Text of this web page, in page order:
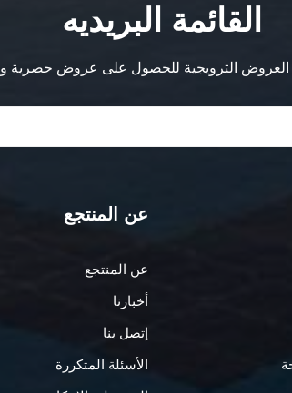
القائمة البريديه
العروض الترويجية للحصول على عروض حصرية
عن المنتجع
عن المنتجع
أخبارنا
إتصل بنا
الأسئلة المتكررة